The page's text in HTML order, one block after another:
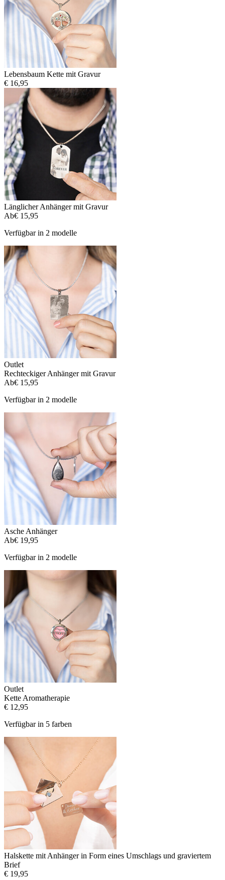
Lebensbaum Kette mit Gravur
€ 16,95
Länglicher Anhänger mit Gravur
Ab€ 15,95
Verfügbar in 2 modelle
Outlet
Rechteckiger Anhänger mit Gravur
Ab€ 15,95
Verfügbar in 2 modelle
Asche Anhänger
Ab€ 19,95
Verfügbar in 2 modelle
Outlet
Kette Aromatherapie
€ 12,95
Verfügbar in 5 farben
Halskette mit Anhänger in Form eines Umschlags und graviertem
Brief
€ 19,95